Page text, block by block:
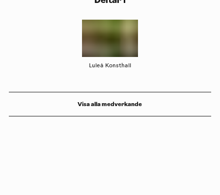
Luleå Konsthall
Visa alla medverkande